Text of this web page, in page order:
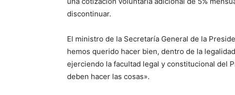
discontinuar.
El ministro de la Secretaría General de la
hemos querido hacer bien, dentro de la
ejerciendo la facultad legal y constitucional del
deben hacer las cosas».